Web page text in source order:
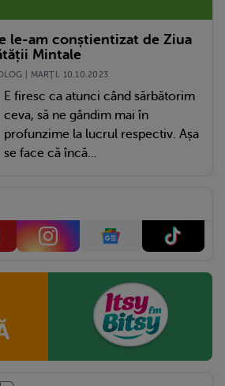
le-am conștientizat de Ziua
Mintale
| MARŢI, 10.10.2023
E firesc ca atunci când sărbătorim
ceva, să ne gândim mai în
profunzime la lucrul respectiv. Așa
se face că încă...